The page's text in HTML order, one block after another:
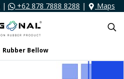
| +62 878 7888 8288 | Maps
Rubber Bellow